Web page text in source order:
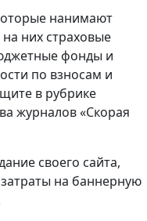
нанимают
них страховые
фонды и
по взносам и
в рубрике
журналов «Скорая
своего сайта,
на баннерную